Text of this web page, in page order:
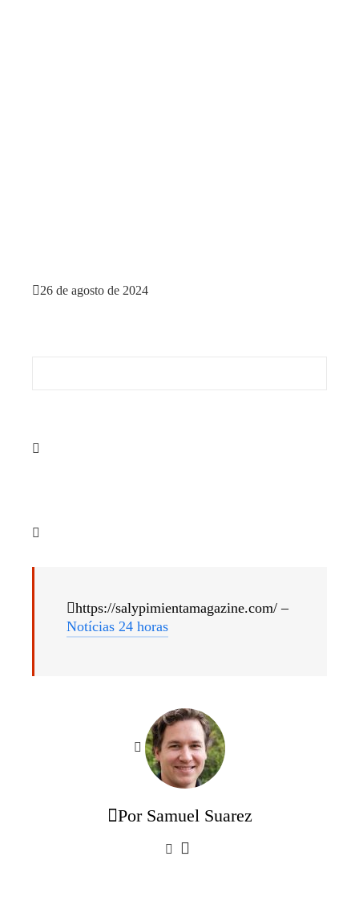
Saltar
26 de agosto de 2024
https://salypimientamagazine.com/ –
Notícias 24 horas
Por Samuel Suarez